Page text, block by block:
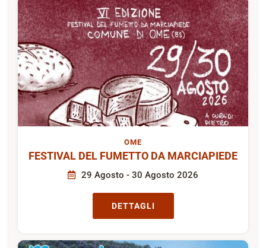
OME
FESTIVAL DEL FUMETTO DA MARCIAPIEDE
29 Agosto - 30 Agosto 2026
DETTAGLI